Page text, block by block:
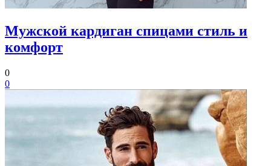
Мужской кардиган спицами стиль и
комфорт
0
0